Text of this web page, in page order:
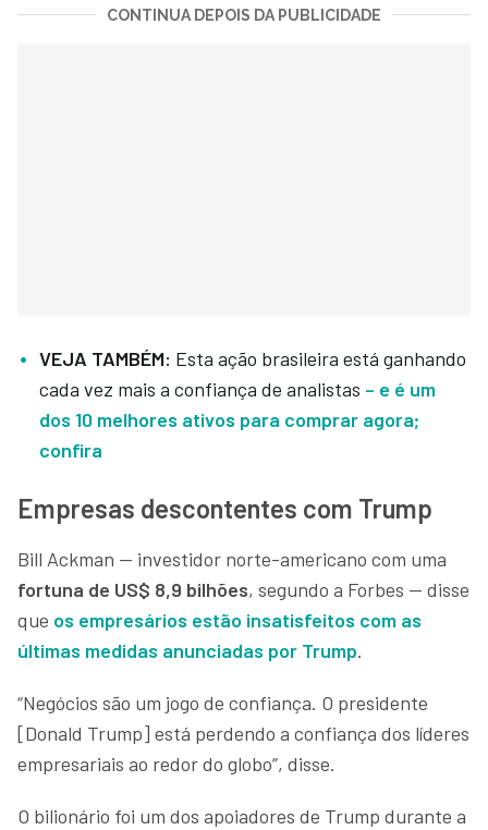
CONTINUA DEPOIS DA PUBLICIDADE
VEJA TAMBÉM: Esta ação brasileira está ganhando
cada vez mais a confiança de analistas – e é um
dos 10 melhores ativos para comprar agora;
confira
Empresas descontentes com Trump
Bill Ackman — investidor norte-americano com uma
fortuna de US$ 8,9 bilhões, segundo a Forbes — disse
que os empresários estão insatisfeitos com as
últimas medidas anunciadas por Trump.
“Negócios são um jogo de confiança. O presidente
[Donald Trump] está perdendo a confiança dos líderes
empresariais ao redor do globo”, disse.
O bilionário foi um dos apoiadores de Trump durante a